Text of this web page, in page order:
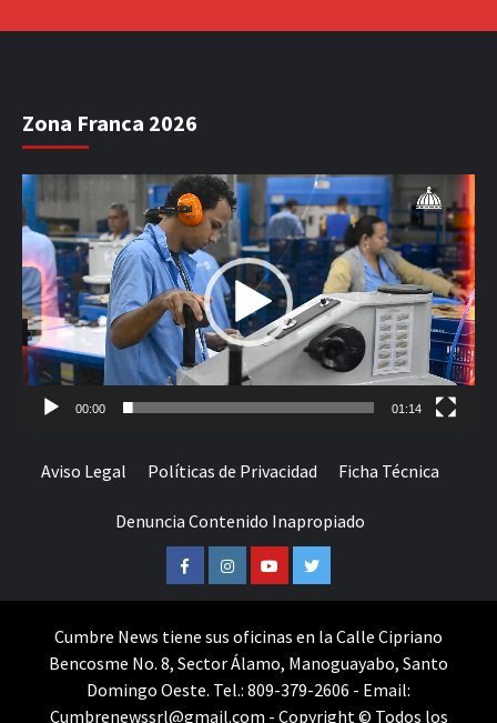
Zona Franca 2026
Reproductor
de
vídeo
00:00 01:14
Aviso Legal Políticas de Privacidad Ficha Técnica
Denuncia Contenido Inapropiado
FacebookInstagramYoutubeTwitter
Cumbre News tiene sus oficinas en la Calle Cipriano
Bencosme No. 8, Sector Álamo, Manoguayabo, Santo
Domingo Oeste. Tel.: 809-379-2606 - Email:
Cumbrenewssrl@gmail.com - Copyright © Todos los